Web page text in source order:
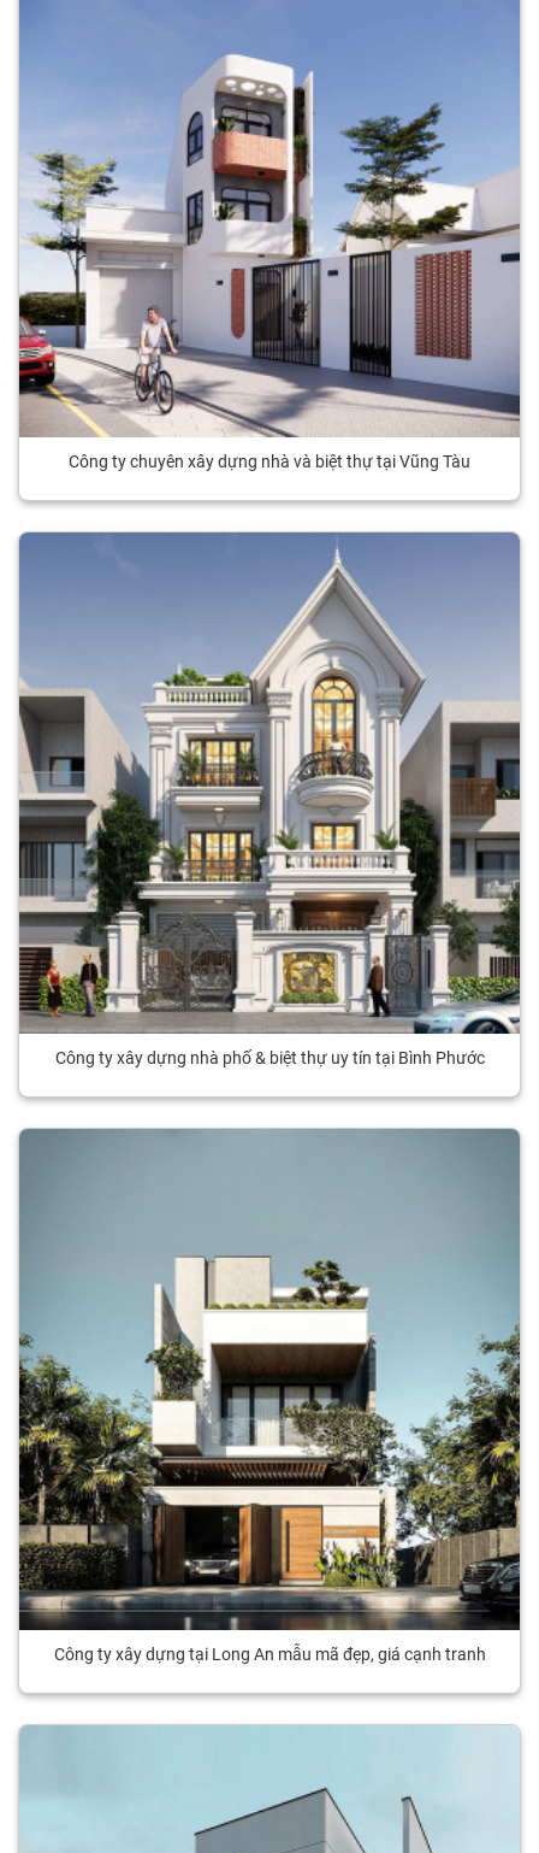
Công ty chuyên xây dựng nhà và biệt thự tại Vũng Tàu
Công ty xây dựng nhà phố & biệt thự uy tín tại Bình Phước
Công ty xây dựng tại Long An mẫu mã đẹp, giá cạnh tranh